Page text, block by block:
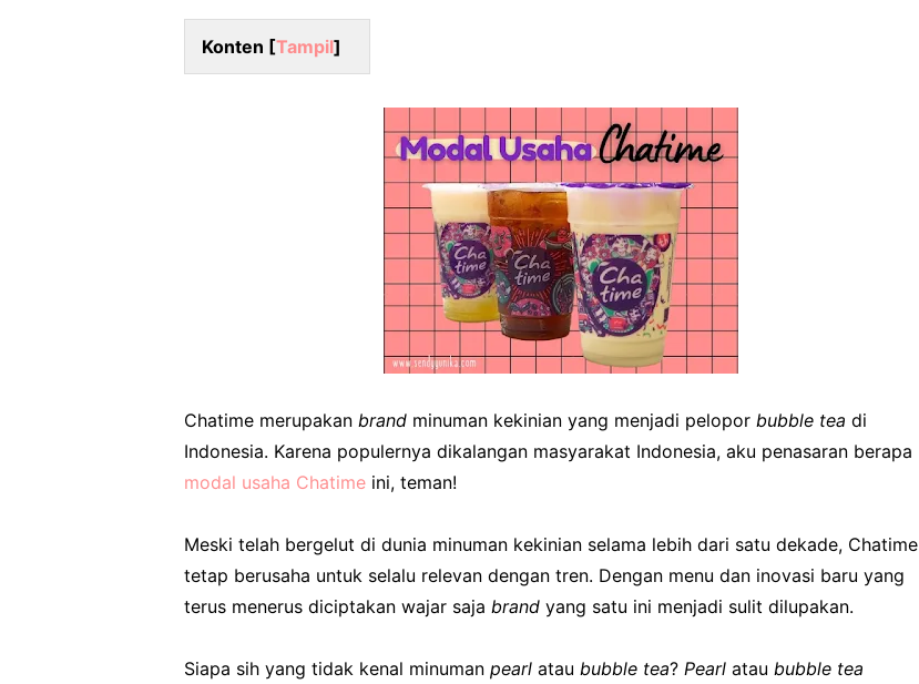
Konten [Tampil]
Chatime merupakan brand minuman kekinian yang menjadi pelopor bubble tea di
Indonesia. Karena populernya dikalangan masyarakat Indonesia, aku penasaran berapa
modal usaha Chatime ini, teman!
Meski telah bergelut di dunia minuman kekinian selama lebih dari satu dekade, Chatime
tetap berusaha untuk selalu relevan dengan tren. Dengan menu dan inovasi baru yang
terus menerus diciptakan wajar saja brand yang satu ini menjadi sulit dilupakan.
Siapa sih yang tidak kenal minuman pearl atau bubble tea? Pearl atau bubble tea